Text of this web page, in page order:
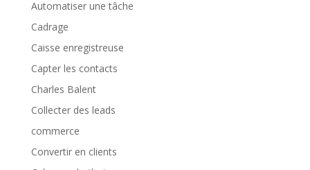
Automatiser une tâche
Cadrage
Caisse enregistreuse
Capter les contacts
Charles Balent
Collecter des leads
commerce
Convertir en clients